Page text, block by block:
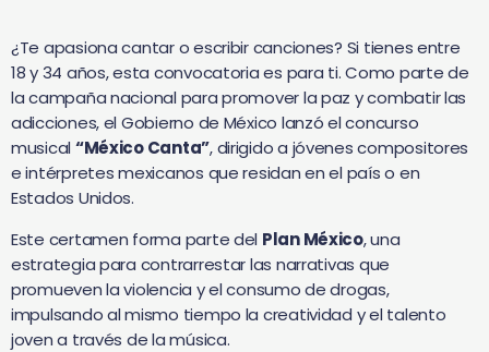
¿Te apasiona cantar o escribir canciones? Si tienes entre
18 y 34 años, esta convocatoria es para ti. Como parte de
la campaña nacional para promover la paz y combatir las
adicciones, el Gobierno de México lanzó el concurso
musical “México Canta”, dirigido a jóvenes compositores
e intérpretes mexicanos que residan en el país o en
Estados Unidos.
Este certamen forma parte del Plan México, una
estrategia para contrarrestar las narrativas que
promueven la violencia y el consumo de drogas,
impulsando al mismo tiempo la creatividad y el talento
joven a través de la música.